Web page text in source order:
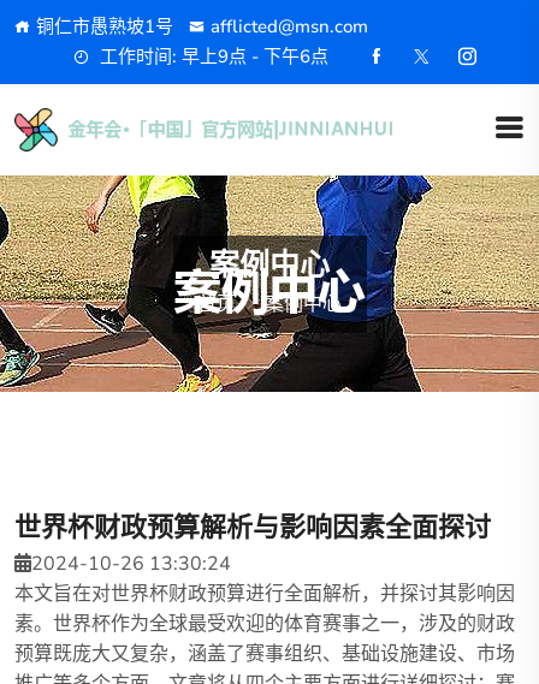
铜仁市愚熟坡1号
afflicted@msn.com
工作时间: 早上9点 - 下午6点
案例中心
首页 案例中心
世界杯财政预算解析与影响因素全面探讨
2024-10-26 13:30:24
本文旨在对世界杯财政预算进行全面解析，并探讨其影响因
素。世界杯作为全球最受欢迎的体育赛事之一，涉及的财政
预算既庞大又复杂，涵盖了赛事组织、基础设施建设、市场